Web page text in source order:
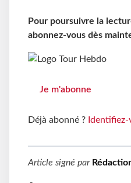
Pour poursuivre la
abonnez-vous dès
Je m'abonne
Déjà abonné ? Identifiez-
Article signé par